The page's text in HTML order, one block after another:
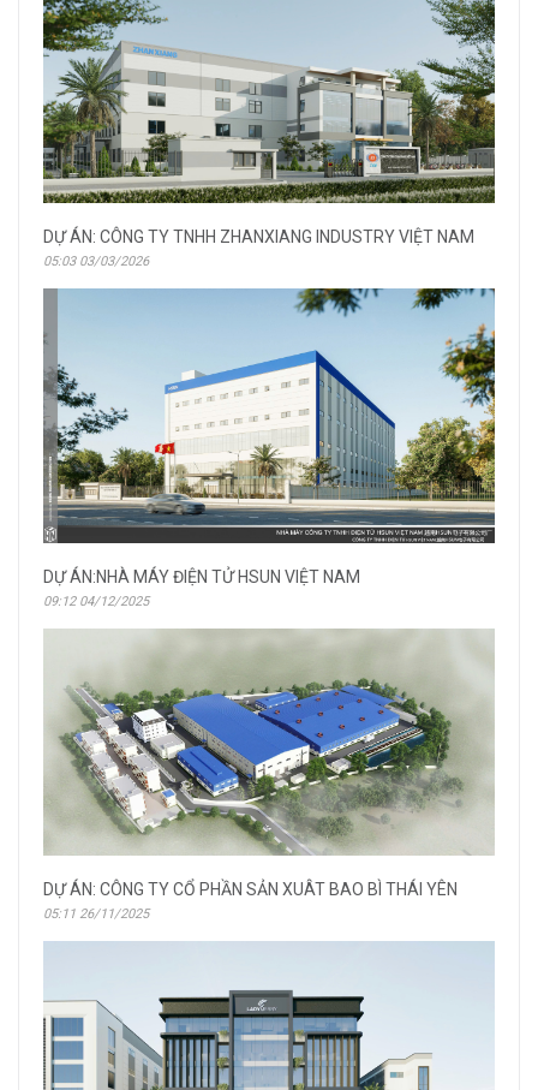
DỰ ÁN: CÔNG TY TNHH ZHANXIANG INDUSTRY VIỆT NAM
05:03 03/03/2026
DỰ ÁN:NHÀ MÁY ĐIỆN TỬ HSUN VIỆT NAM
09:12 04/12/2025
DỰ ÁN: CÔNG TY CỔ PHẦN SẢN XUÂT BAO BÌ THÁI YÊN
05:11 26/11/2025